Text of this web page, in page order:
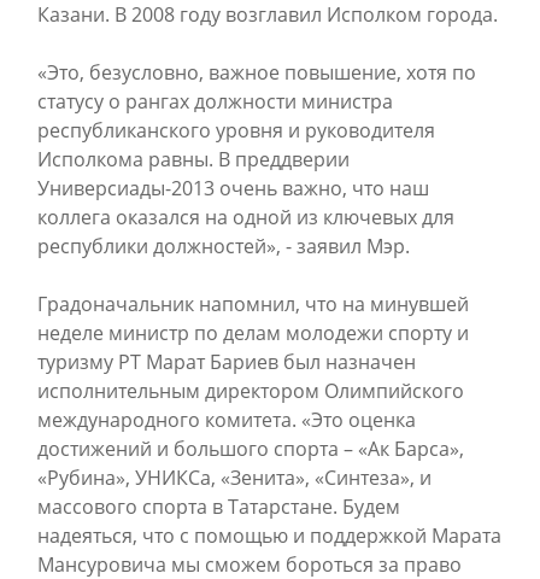
Казани. В 2008 году возглавил Исполком города.
«Это, безусловно, важное повышение, хотя по
статусу о рангах должности министра
республиканского уровня и руководителя
Исполкома равны. В преддверии
Универсиады-2013 очень важно, что наш
коллега оказался на одной из ключевых для
республики должностей», - заявил Мэр.
Градоначальник напомнил, что на минувшей
неделе министр по делам молодежи спорту и
туризму РТ Марат Бариев был назначен
исполнительным директором Олимпийского
международного комитета. «Это оценка
достижений и большого спорта – «Ак Барса»,
«Рубина», УНИКСа, «Зенита», «Синтеза», и
массового спорта в Татарстане. Будем
надеяться, что с помощью и поддержкой Марата
Мансуровича мы сможем бороться за право